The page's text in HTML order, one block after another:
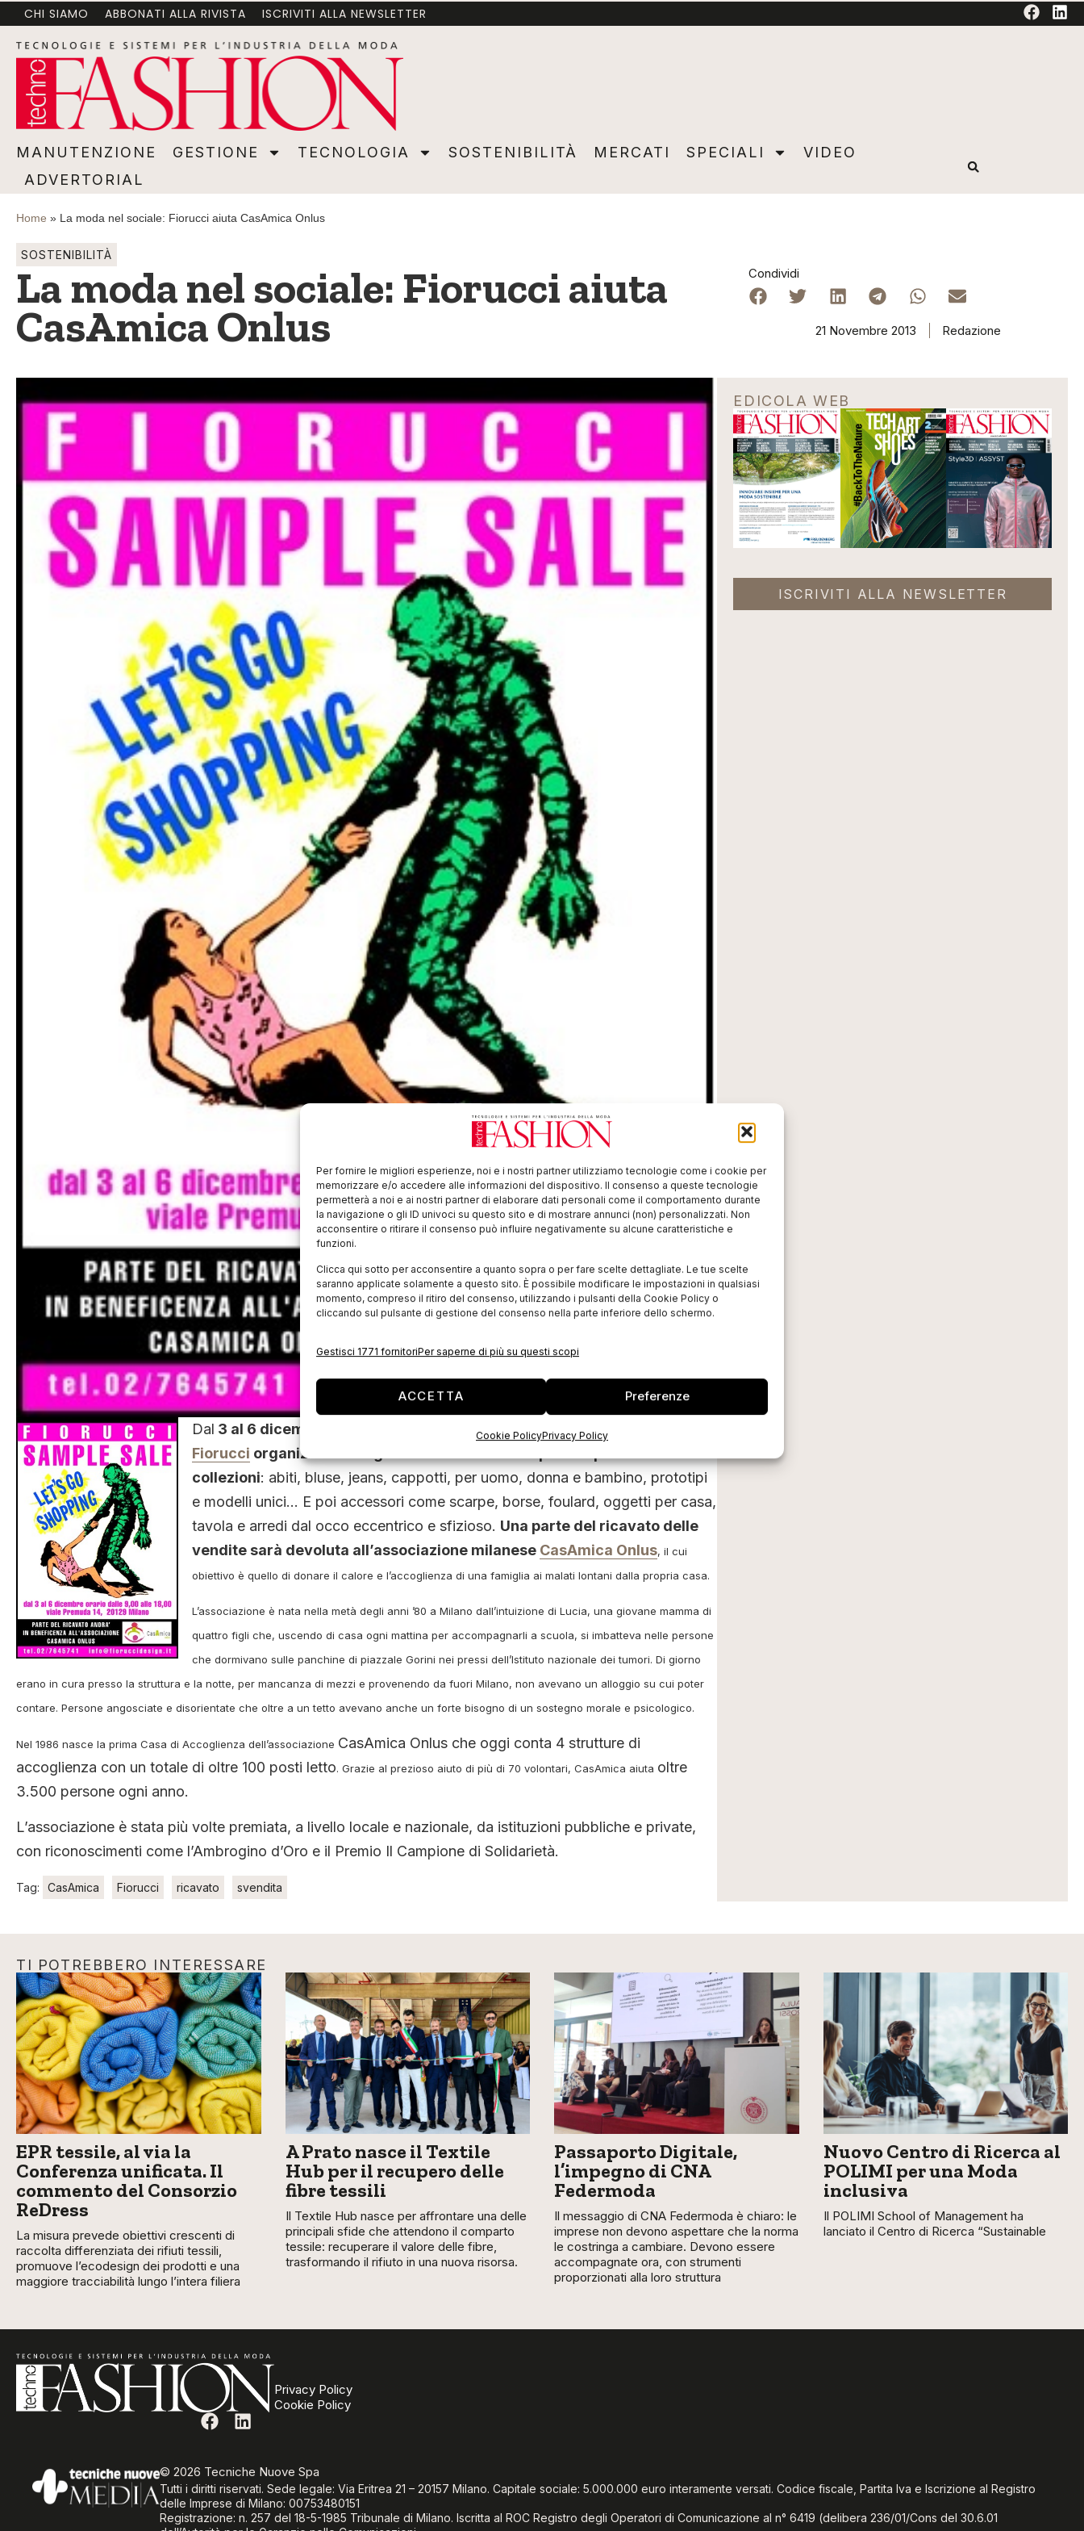
Per fornire le migliori esperienze, noi e i nostri partner utilizziamo tecnologie come i cookie per
memorizzare e/o accedere alle informazioni del dispositivo. Il consenso a queste tecnologie
permetterà a noi e ai nostri partner di elaborare dati personali come il comportamento durante
la navigazione o gli ID univoci su questo sito e di mostrare annunci (non) personalizzati. Non
acconsentire o ritirare il consenso può influire negativamente su alcune caratteristiche e
funzioni.
Clicca qui sotto per acconsentire a quanto sopra o per fare scelte dettagliate. Le tue scelte
saranno applicate solamente a questo sito. È possibile modificare le impostazioni in qualsiasi
momento, compreso il ritiro del consenso, utilizzando i pulsanti della Cookie Policy o
cliccando sul pulsante di gestione del consenso nella parte inferiore dello schermo.
Gestisci 1771 fornitoriPer saperne di più su questi scopi
ACCETTA Preferenze
Cookie PolicyPrivacy Policy
MANUTENZIONE GESTIONE TECNOLOGIA SOSTENIBILITÀ MERCATI SPECIALI VIDEO ADVERTORIAL
CHI SIAMO ABBONATI ALLA RIVISTA ISCRIVITI ALLA NEWSLETTER
MANUTENZIONE GESTIONE TECNOLOGIA SOSTENIBILITÀ MERCATI SPECIALI
VIDEO
ADVERTORIAL
Home » La moda nel sociale: Fiorucci aiuta CasAmica Onlus
SOSTENIBILITÀ
La moda nel sociale: Fiorucci aiuta
CasAmica Onlus
Condividi
21 Novembre 2013 Redazione
Dal 3 al 6 dicembre 2013
, presso la sua sede milanese di viale Premuda 14,
Fiorucci organizzerà una grande svendita dei capi delle passate
collezioni: abiti, bluse, jeans, cappotti, per uomo, donna e bambino, prototipi
e modelli unici… E poi accessori come scarpe, borse, foulard, oggetti per casa,
tavola e arredi dal occo eccentrico e sfizioso. Una parte del ricavato delle
vendite sarà devoluta all’associazione milanese CasAmica Onlus, il cui
obiettivo è quello di donare il calore e l’accoglienza di una famiglia ai malati lontani dalla propria casa.
L’associazione è nata nella metà degli anni ’80 a Milano dall’intuizione di Lucia, una giovane mamma di
quattro figli che, uscendo di casa ogni mattina per accompagnarli a scuola, si imbatteva nelle persone
che dormivano sulle panchine di piazzale Gorini nei pressi dell’Istituto nazionale dei tumori. Di giorno
erano in cura presso la struttura e la notte, per mancanza di mezzi e provenendo da fuori Milano, non avevano un alloggio su cui poter
contare. Persone angosciate e disorientate che oltre a un tetto avevano anche un forte bisogno di un sostegno morale e psicologico.
Nel 1986 nasce la prima Casa di Accoglienza dell’associazione CasAmica Onlus che oggi conta 4 strutture di
accoglienza con un totale di oltre 100 posti letto. Grazie al prezioso aiuto di più di 70 volontari, CasAmica aiuta oltre
3.500 persone ogni anno.
L’associazione è stata più volte premiata, a livello locale e nazionale, da istituzioni pubbliche e private,
con riconoscimenti come l’Ambrogino d’Oro e il Premio Il Campione di Solidarietà.
Tag: CasAmica Fiorucci ricavato svendita
EDICOLA WEB
ISCRIVITI ALLA NEWSLETTER
TI POTREBBERO INTERESSARE
EPR tessile, al via la
Conferenza unificata. Il
commento del Consorzio
ReDress
La misura prevede obiettivi crescenti di
raccolta differenziata dei rifiuti tessili,
promuove l’ecodesign dei prodotti e una
maggiore tracciabilità lungo l’intera filiera
A Prato nasce il Textile
Hub per il recupero delle
fibre tessili
Il Textile Hub nasce per affrontare una delle
principali sfide che attendono il comparto
tessile: recuperare il valore delle fibre,
trasformando il rifiuto in una nuova risorsa.
Passaporto Digitale,
l’impegno di CNA
Federmoda
Il messaggio di CNA Federmoda è chiaro: le
imprese non devono aspettare che la norma
le costringa a cambiare. Devono essere
accompagnate ora, con strumenti
proporzionati alla loro struttura
Nuovo Centro di Ricerca al
POLIMI per una Moda
inclusiva
Il POLIMI School of Management ha
lanciato il Centro di Ricerca “Sustainable
Privacy Policy
Cookie Policy
© 2026 Tecniche Nuove Spa
Tutti i diritti riservati. Sede legale: Via Eritrea 21 – 20157 Milano. Capitale sociale: 5.000.000 euro interamente versati. Codice fiscale, Partita Iva e Iscrizione al Registro
delle Imprese di Milano: 00753480151
Registrazione: n. 257 del 18-5-1985 Tribunale di Milano. Iscritta al ROC Registro degli Operatori di Comunicazione al n° 6419 (delibera 236/01/Cons del 30.6.01